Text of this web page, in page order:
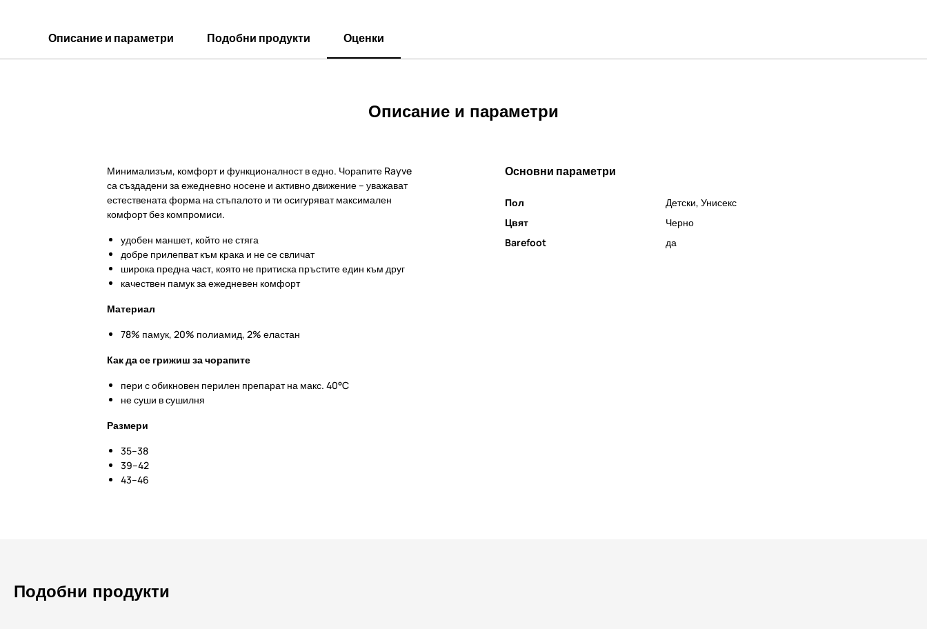
Описание и параметри Подобни продукти Оценки
Описание и параметри
Минимализъм, комфорт и функционалност в едно. Чорапите Rayve
са създадени за ежедневно носене и активно движение – уважават
естествената форма на стъпалото и ти осигуряват максимален
комфорт без компромиси.
удобен маншет, който не стяга
добре прилепват към крака и не се свличат
широка предна част, която не притиска пръстите един към друг
качествен памук за ежедневен комфорт
Материал
78% памук, 20% полиамид, 2% еластан
Как да се грижиш за чорапите
пери с обикновен перилен препарат на макс. 40°C
не суши в сушилня
Размери
35–38
39–42
43–46
Основни параметри
Пол Детски, Унисекс
Цвят
Черно
Barefoot
да
Подобни продукти